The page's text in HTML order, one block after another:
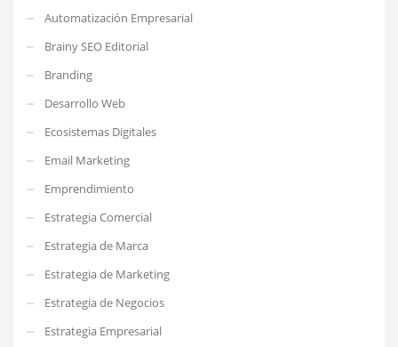
Automatización Empresarial
Brainy SEO Editorial
Branding
Desarrollo Web
Ecosistemas Digitales
Email Marketing
Emprendimiento
Estrategia Comercial
Estrategia de Marca
Estrategia de Marketing
Estrategia de Negocios
Estrategia Empresarial